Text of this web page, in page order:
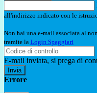
all'indirizzo indicato con le
Non hai una e-mail associata al
tramite la Login Spaggiari
E-mail inviata, si prega di
Errore